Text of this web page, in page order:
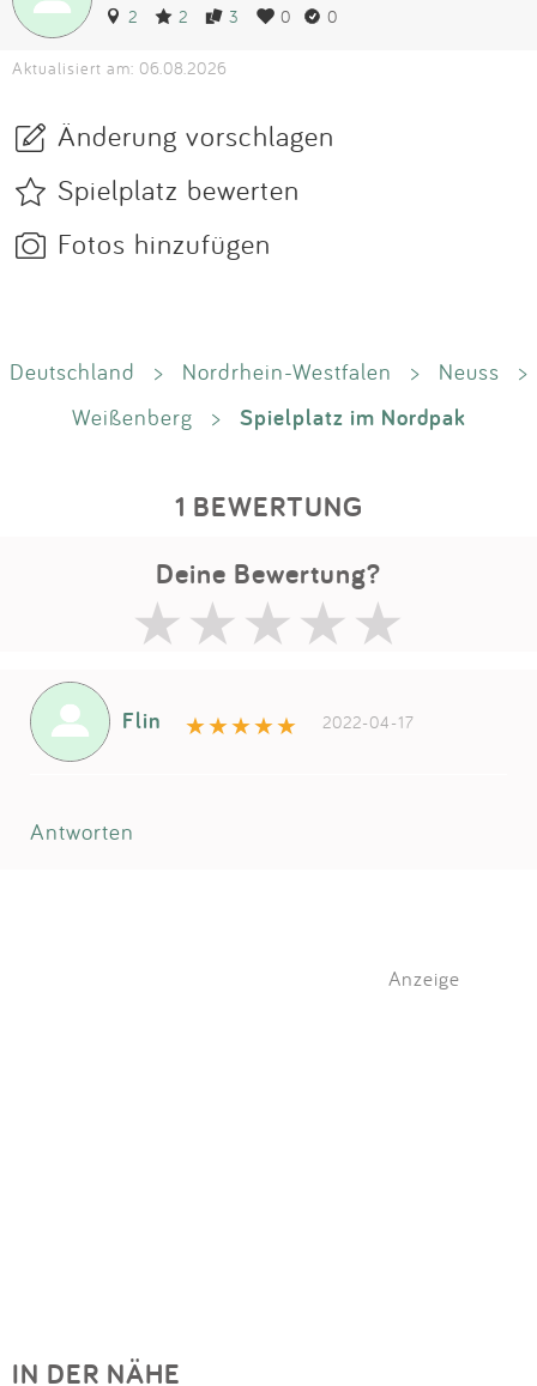
2 2 3 0 0
Aktualisiert am: 06.08.2026
Änderung vorschlagen
Spielplatz bewerten
Fotos hinzufügen
Deutschland > Nordrhein-Westfalen > Neuss
>
Weißenberg
> Spielplatz im Nordpak
1 BEWERTUNG
Deine Bewertung?
Flin 2022-04-17
Antworten
Anzeige
IN DER NÄHE